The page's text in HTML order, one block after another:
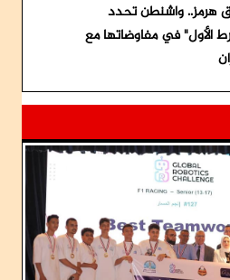
هرمز.. واشنطن تحدد
الأول" في مفاوضاتها مع